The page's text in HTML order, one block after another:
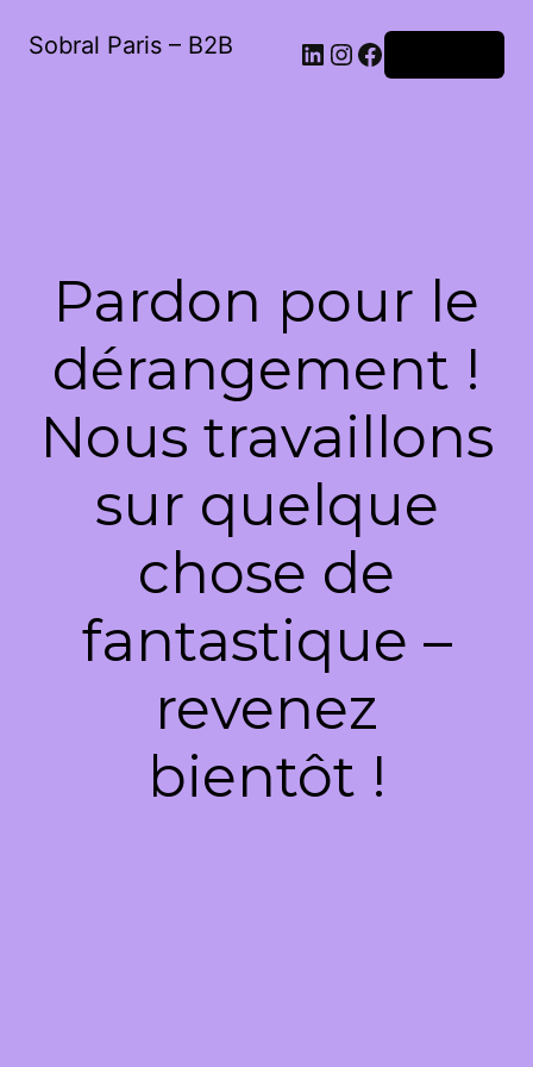
Sobral Paris – B2B LinkedIn
Instagram
Facebook
Pardon pour le
dérangement !
Nous travaillons
sur quelque
chose de
fantastique –
revenez
bientôt !